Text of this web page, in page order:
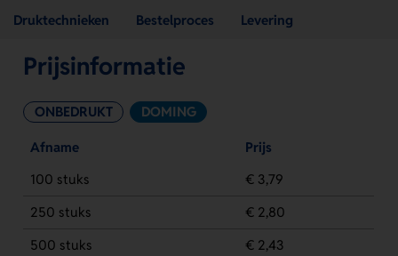
Druktechnieken Bestelproces Levering
Prijsinformatie
ONBEDRUKT DOMING
Afname
Prijs
100 stuks
€ 3,79
250 stuks
€ 2,80
500 stuks
€ 2,43